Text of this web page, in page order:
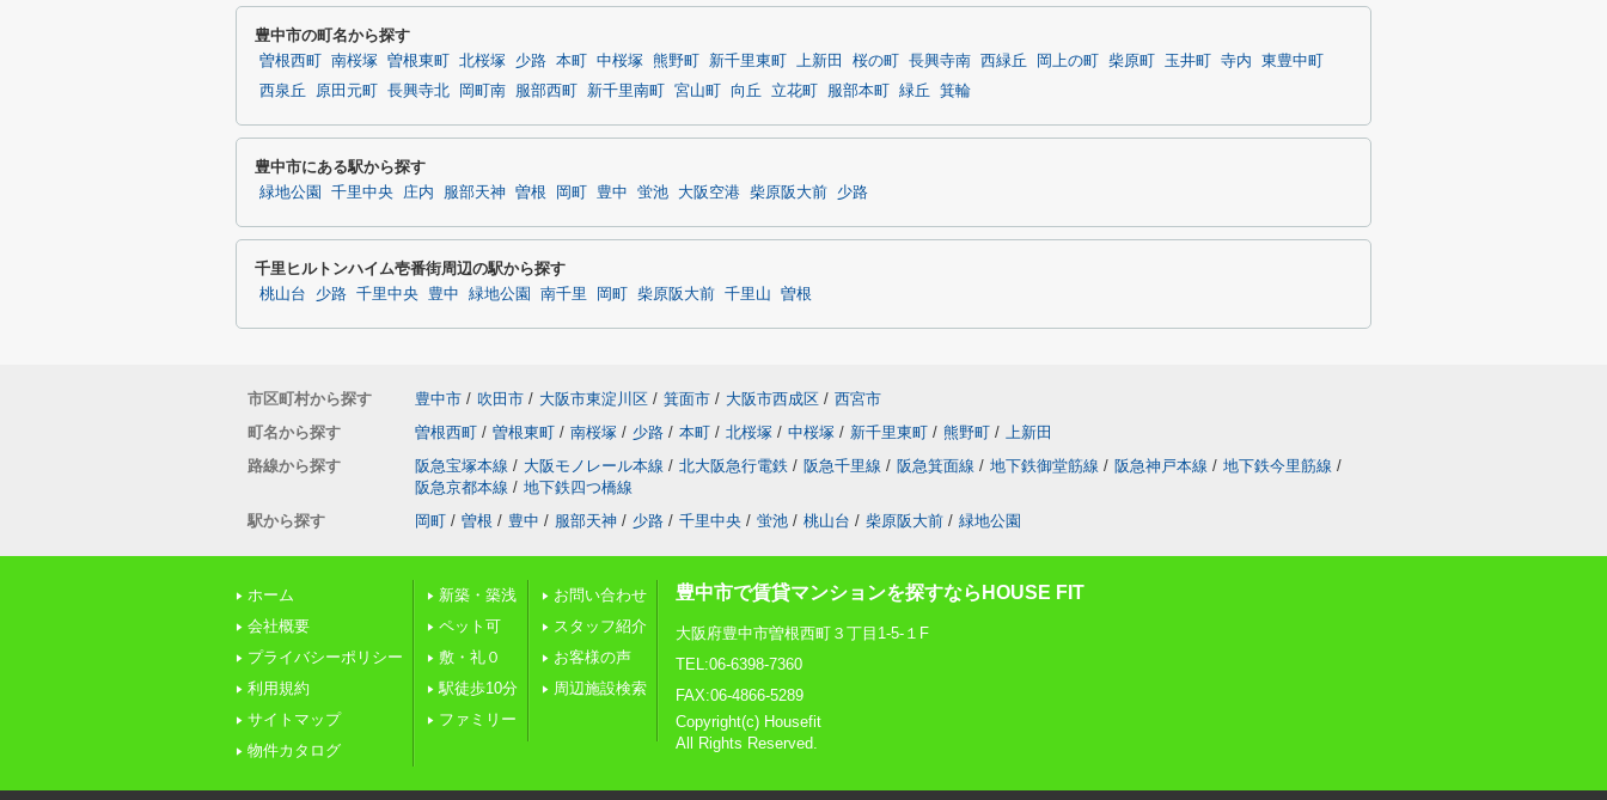
豊中市の町名から探す
曽根西町 南桜塚 曽根東町 北桜塚 少路 本町 中桜塚 熊野町 新千里東町 上新田 桜の町 長興寺南 西緑丘 岡上の町 柴原町 玉井町 寺内
東豊中町
西泉丘
原田元町 長興寺北 岡町南 服部西町 新千里南町 宮山町 向丘 立花町 服部本町 緑丘 箕輪
豊中市にある駅から探す
緑地公園 千里中央 庄内 服部天神 曽根 岡町 豊中 蛍池 大阪空港 柴原阪大前 少路
千里ヒルトンハイム壱番街周辺の駅から探す
桃山台 少路 千里中央 豊中 緑地公園 南千里 岡町 柴原阪大前 千里山 曽根
市区町村から探す 豊中市 / 吹田市 / 大阪市東淀川区 / 箕面市 / 大阪市西成区 / 西宮市
町名から探す
曽根西町 / 曽根東町 / 南桜塚 / 少路 / 本町 / 北桜塚 / 中桜塚 / 新千里東町 / 熊野町 / 上新田
路線から探す
阪急宝塚本線 / 大阪モノレール本線 / 北大阪急行電鉄 / 阪急千里線 / 阪急箕面線 / 地下鉄御堂筋線 / 阪急神戸本線 / 地下鉄今里筋線 /
阪急京都本線 / 地下鉄四つ橋線
駅から探す
岡町 / 曽根 / 豊中 / 服部天神 / 少路 / 千里中央 / 蛍池 / 桃山台 / 柴原阪大前 / 緑地公園
ホーム
会社概要
プライバシーポリシー
利用規約
サイトマップ
物件カタログ
新築・築浅
ペット可
敷・礼０
駅徒歩10分
ファミリー
お問い合わせ
スタッフ紹介
お客様の声
周辺施設検索
豊中市で賃貸マンションを探すならHOUSE FIT
大阪府豊中市曽根西町３丁目1-5-１F
TEL:06-6398-7360
FAX:06-4866-5289
Copyright(c) Housefit
All Rights Reserved.